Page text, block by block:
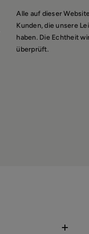
Alle auf dieser
Kunden, die unsere
haben. Die Echtheit
überprüft.